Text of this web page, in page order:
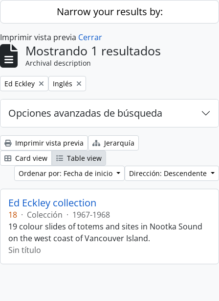
Skip to main contentNarrow your results by:
Imprimir vista previa Cerrar
Mostrando 1 resultados
Archival description
Remove filter:
Ed Eckley Remove filter:
Inglés
Opciones avanzadas de búsqueda
Imprimir vista previa
Jerarquía
Card view
Table view
Ordenar por: Fecha de inicio
Dirección: Descendente
Ed Eckley collection
18 · Colección · 1967-1968
19 colour slides of totems and sites in Nootka Sound
on the west coast of Vancouver Island.
Sin título